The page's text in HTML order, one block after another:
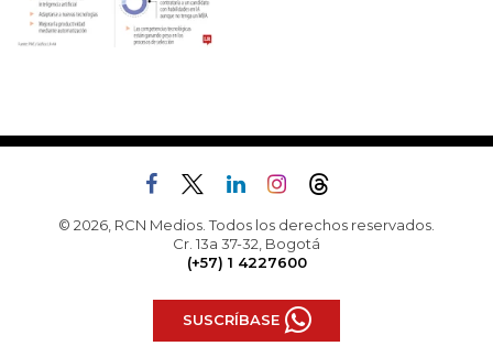
© 2026, RCN Medios. Todos los derechos reservados.
Cr. 13a 37-32, Bogotá
(+57) 1 4227600
SUSCRÍBASE